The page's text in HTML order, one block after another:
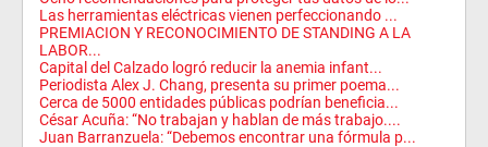
Las herramientas eléctricas vienen perfeccionando ...
PREMIACION Y RECONOCIMIENTO DE STANDING A LA
LABOR...
Capital del Calzado logró reducir la anemia infant...
Periodista Alex J. Chang, presenta su primer poema...
Cerca de 5000 entidades públicas podrían beneficia...
César Acuña: “No trabajan y hablan de más trabajo....
Juan Barranzuela: “Debemos encontrar una fórmula p...